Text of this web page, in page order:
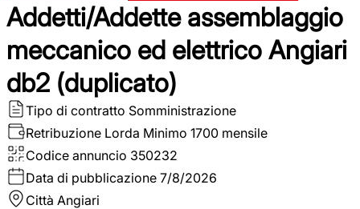
Addetti/Addette assemblaggio
meccanico ed elettrico Angiari
db2 (duplicato)
Tipo di contratto Somministrazione
Retribuzione Lorda Minimo 1700 mensile
Codice annuncio 350232
Data di pubblicazione 7/8/2026
Città Angiari